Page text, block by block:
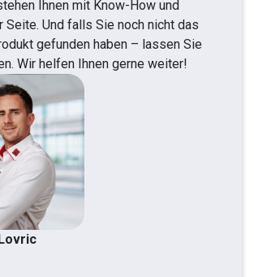
Ihnen mit Know-How und
Seite. Und falls Sie noch nicht das
gefunden haben – lassen Sie
Wir helfen Ihnen gerne weiter!